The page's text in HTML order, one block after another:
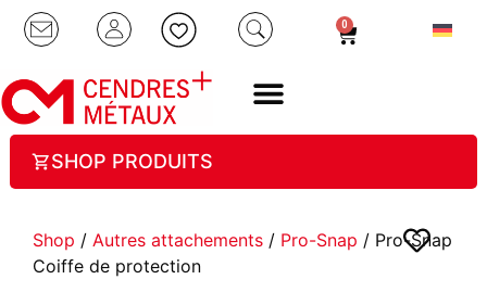
0
SHOP PRODUITS
Shop / Autres attachements / Pro-Snap / Pro-Snap
Coiffe de protection